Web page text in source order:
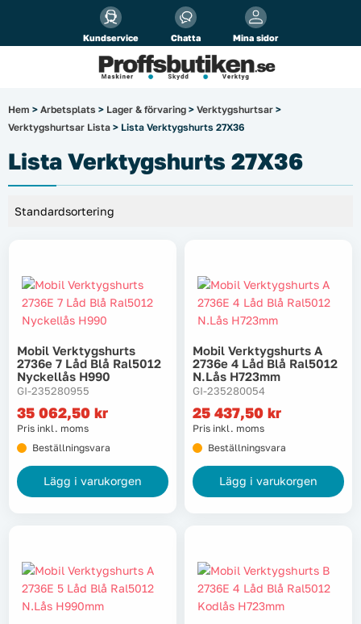
Kundservice Chatta Mina sidor
Alla priser visasinkl. moms!
Företag Privat
Arbetsplats
El & belysning
Fordonsbelysning & lastbilstillbehör
Garage & verkstad
Lyft, transport & materialhantering
Maskiner
Maskintillbehör & förbrukning
Skydd & kläder
Hem > Arbetsplats > Lager & förvaring > Verktygshurtsar >
Verktygshurtsar Lista > Lista Verktygshurts 27X36
Lista Verktygshurts 27X36
Mobil Verktygshurts
2736e 7 Låd Blå Ral5012
Nyckellås H990
GI-235280955
35 062,50 kr
Pris inkl. moms
Beställningsvara
Lägg i varukorgen
Mobil Verktygshurts A
2736e 4 Låd Blå Ral5012
N.lås H723mm
GI-235280054
25 437,50 kr
Pris inkl. moms
Beställningsvara
Lägg i varukorgen